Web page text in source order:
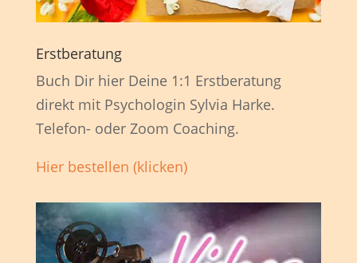
Erstberatung
Buch Dir hier Deine 1:1 Erstberatung
direkt mit Psychologin Sylvia Harke.
Telefon- oder Zoom Coaching.
Hier bestellen (klicken)